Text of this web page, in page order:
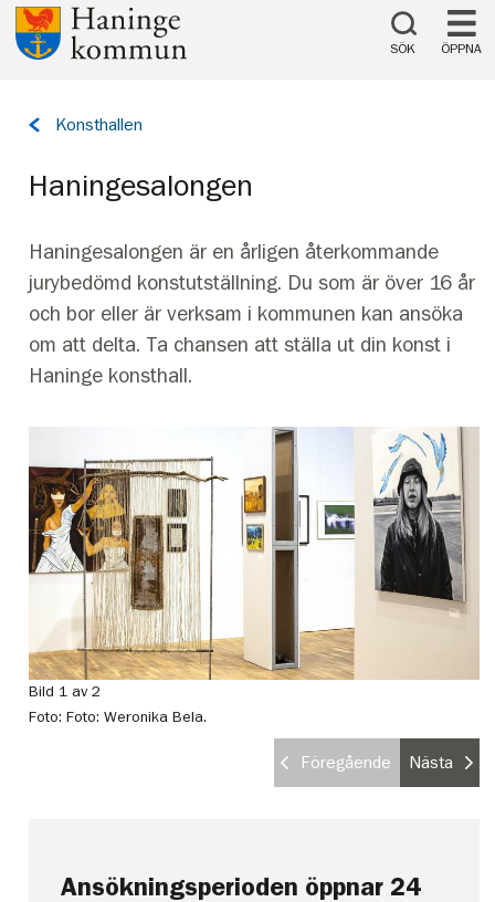
Till innehåll på sidan
SÖK ÖPPNA
Tillbaka
Konsthallen
Haningesalongen
Haningesalongen är en årligen återkommande
jurybedömd konstutställning. Du som är över 16 år
och bor eller är verksam i kommunen kan ansöka
om att delta. Ta chansen att ställa ut din konst i
Haninge konsthall.
Bild 1 av 2
Foto: Foto: Weronika Bela.
Föregående Nästa
Ansökningsperioden öppnar 24